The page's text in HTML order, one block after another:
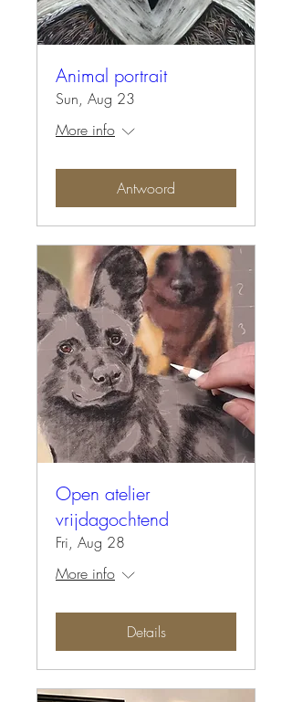
Animal portrait
Sun, Aug 23
More info
Antwoord
Open atelier
vrijdagochtend
Fri, Aug 28
More info
Details